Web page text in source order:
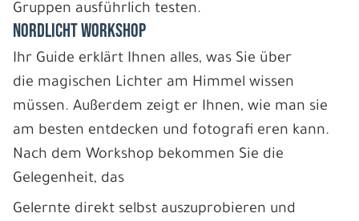
Gruppen ausführlich testen.
NORDLICHT WORKSHOP
Ihr Guide erklärt Ihnen alles, was Sie über
die magischen Lichter am Himmel wissen
müssen. Außerdem zeigt er Ihnen, wie man sie
am besten entdecken und fotografi eren kann.
Nach dem Workshop bekommen Sie die
Gelegenheit, das
Gelernte direkt selbst auszuprobieren und